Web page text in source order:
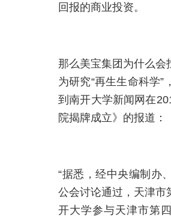
回报的商业投资。
那么美宝集团为什么会
为研究“再生生命科学
到南开大学新闻网在
院揭牌成立》的报道：
“据悉，经中央编制办
公会讨论通过，天津市
开大学参与天津市第